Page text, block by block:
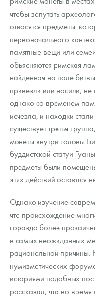
чтобы запутать
относятся предметы,
первоначального
памятные вещи или
объясняются римская
найденная на поле
привезли или носили,
однако со временем
исчезла, и находки
существует третья
монеты внутри головы
буддистской статуи
предметы были
этих действий остаются
Однако изучение
что происхождение
гораздо более
в самых неожиданных
рациональной причины.
нумизматических
историями подобных
рассказал, что во время